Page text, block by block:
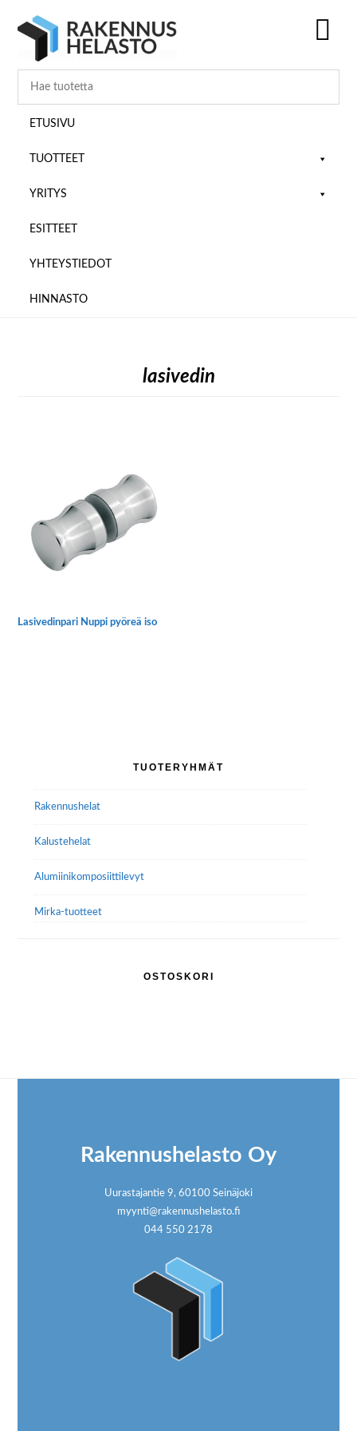
pääsisältöön
ensisijaiseen
alatunnisteeseen
ETUSIVU
TUOTTEET
YRITYS
ESITTEET
YHTEYSTIEDOT
HINNASTO
lasivedin
Lasivedinpari Nuppi pyöreä iso
TUOTERYHMÄT
Rakennushelat
Kalustehelat
Alumiini­komposiitti­levyt
Mirka-tuotteet
OSTOSKORI
Rakennushelasto Oy
Uurastajantie 9, 60100 Seinäjoki
myynti@rakennushelasto.fi
044 550 2178